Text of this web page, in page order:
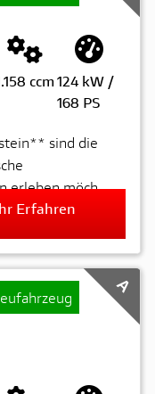
ccm124 kW /
168 PS
sind die
erleben möch...
Erfahren
A